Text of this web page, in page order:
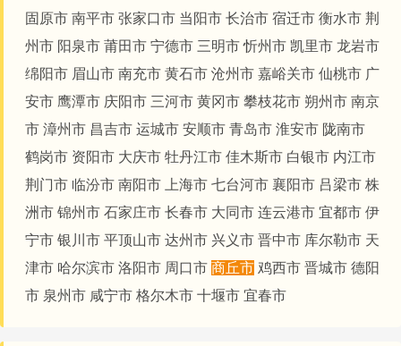
固原市 南平市 张家口市 当阳市 长治市 宿迁市 衡水市 荆
州市 阳泉市 莆田市 宁德市 三明市 忻州市 凯里市 龙岩市
绵阳市 眉山市 南充市 黄石市 沧州市 嘉峪关市 仙桃市 广
安市 鹰潭市 庆阳市 三河市 黄冈市 攀枝花市 朔州市 南京
市 漳州市 昌吉市 运城市 安顺市 青岛市 淮安市 陇南市
鹤岗市 资阳市 大庆市 牡丹江市 佳木斯市 白银市 内江市
荆门市 临汾市 南阳市 上海市 七台河市 襄阳市 吕梁市 株
洲市 锦州市 石家庄市 长春市 大同市 连云港市 宜都市 伊
宁市 银川市 平顶山市 达州市 兴义市 晋中市 库尔勒市 天
津市 哈尔滨市 洛阳市 周口市 商丘市 鸡西市 晋城市 德阳
市 泉州市 咸宁市 格尔木市 十堰市 宜春市